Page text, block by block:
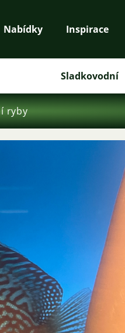
Nabídky Inspirace
Sladkovodní
ryby